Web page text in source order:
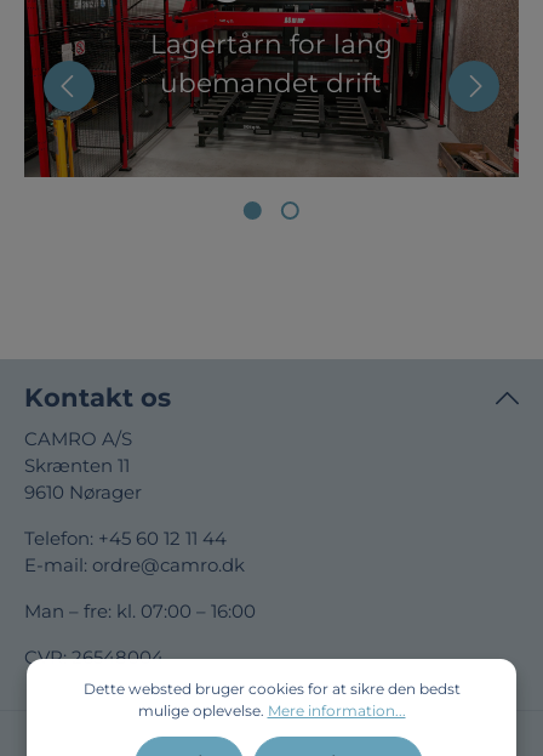
Den automatiserede
værktøjsskiftefunktion
tillader hurtigt
værktøjsskift
Kontakt os
CAMRO A/S
Skrænten 11
9610 Nørager
Telefon: +45 60 12 11 44
E-mail: ordre@camro.dk
Man – fre: kl. 07:00 – 16:00
CVR: 26548004
Dette websted bruger cookies for at sikre den bedst
mulige oplevelse. Mere information...